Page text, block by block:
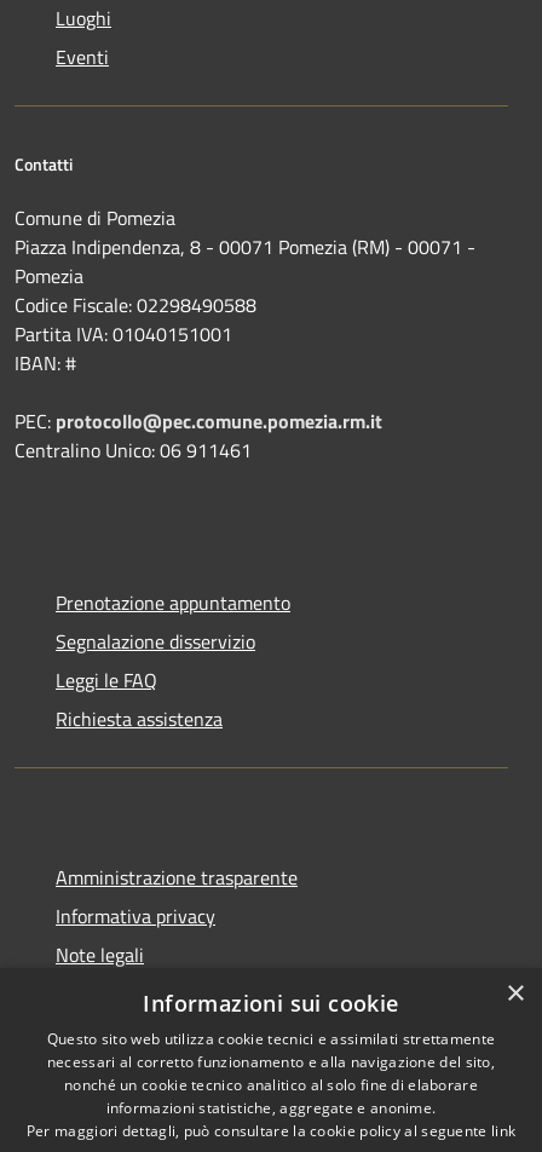
Luoghi
Eventi
Contatti
Comune di Pomezia
Piazza Indipendenza, 8 - 00071 Pomezia (RM) - 00071 -
Pomezia
Codice Fiscale: 02298490588
Partita IVA: 01040151001
IBAN: #
PEC: protocollo@pec.comune.pomezia.rm.it
Centralino Unico: 06 911461
Prenotazione appuntamento
Segnalazione disservizio
Leggi le FAQ
Richiesta assistenza
Amministrazione trasparente
Informativa privacy
Note legali
Dichiarazione di accessibilità
Accessibilità
Copyright © 2026 • Città di
Pomezia • Powered by
×
Informazioni sui cookie
Questo sito web utilizza cookie tecnici e assimilati strettamente
necessari al corretto funzionamento e alla navigazione del sito,
nonché un cookie tecnico analitico al solo fine di elaborare
informazioni statistiche, aggregate e anonime.
Per maggiori dettagli, può consultare la cookie policy al seguente link